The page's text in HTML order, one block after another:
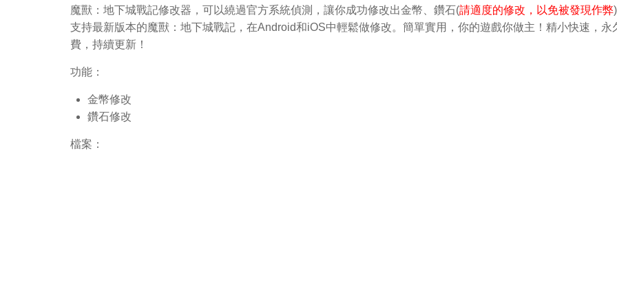
魔獸：地下城戰記修改器，可以繞過官方系統偵測，讓你成功修改出金幣、鑽石(請適度的修改，以免被發現作弊
支持最新版本的魔獸：地下城戰記，在Android和iOS中輕鬆做修改。簡單實用，你的遊戲你做主！精小快速，永
費，持續更新！
功能：
金幣修改
鑽石修改
檔案：